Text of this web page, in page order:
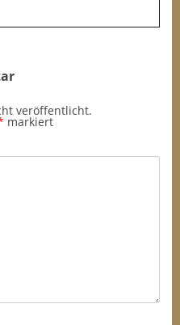
veröffentlicht.
markiert